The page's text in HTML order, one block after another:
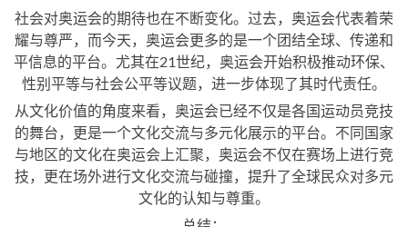
社会对奥运会的期待也在不断变化。过去，奥运会代表着荣
耀与尊严，而今天，奥运会更多的是一个团结全球、传递和
平信息的平台。尤其在21世纪，奥运会开始积极推动环保、
性别平等与社会公平等议题，进一步体现了其时代责任。
从文化价值的角度来看，奥运会已经不仅是各国运动员竞技
的舞台，更是一个文化交流与多元化展示的平台。不同国家
与地区的文化在奥运会上汇聚，奥运会不仅在赛场上进行竞
技，更在场外进行文化交流与碰撞，提升了全球民众对多元
文化的认知与尊重。